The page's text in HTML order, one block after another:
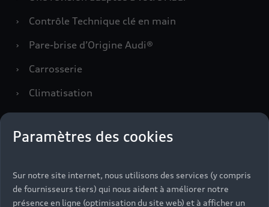
Paramètres des cookies
Sur notre site internet, nous utilisons des services (y compris
de fournisseurs tiers) qui nous aident à améliorer notre
présence en ligne (optimisation du site web) et à afficher un
›
Contrôle Technique clé en main
›
Pare-brise d’Origine Audi®
›
Carrosserie
›
Climatisation